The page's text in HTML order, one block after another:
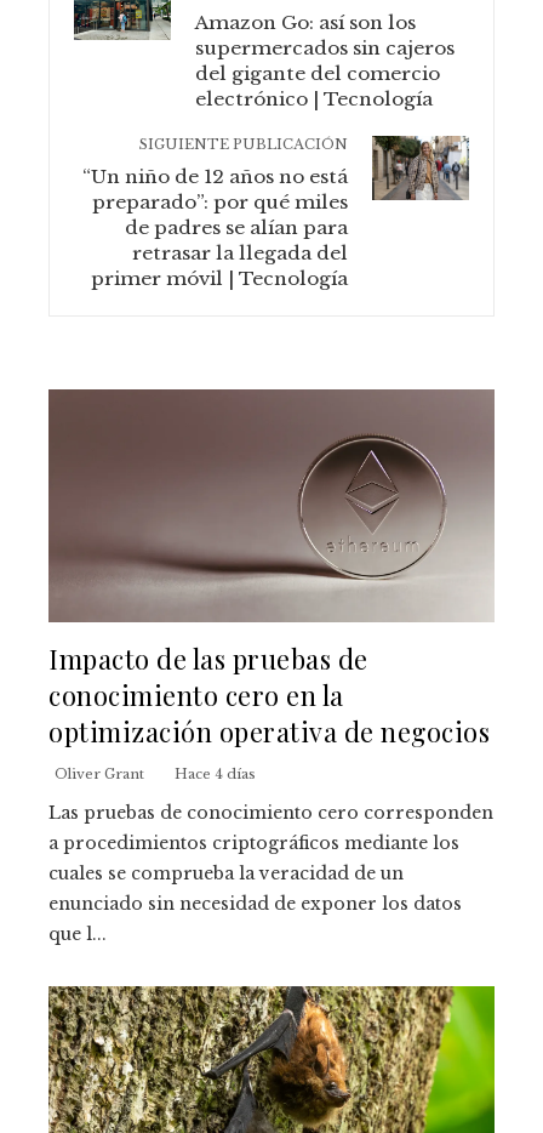
Amazon Go: así son los
supermercados sin cajeros
del gigante del comercio
electrónico | Tecnología
SIGUIENTE PUBLICACIÓN
“Un niño de 12 años no está
preparado”: por qué miles
de padres se alían para
retrasar la llegada del
primer móvil | Tecnología
Impacto de las pruebas de
conocimiento cero en la
optimización operativa de negocios
Oliver Grant Hace 4 días
Las pruebas de conocimiento cero corresponden
a procedimientos criptográficos mediante los
cuales se comprueba la veracidad de un
enunciado sin necesidad de exponer los datos
que l...